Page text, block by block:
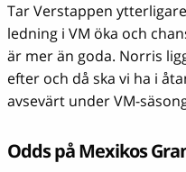
Tar Verstappen
ledning i VM öka och
är mer än goda. Norris
efter och då ska vi ha i
avsevärt under VM-
Odds på Mexikos